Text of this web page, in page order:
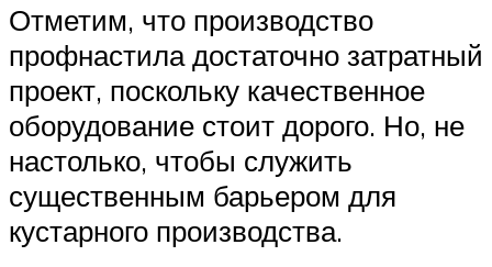
Отметим, что производство
профнастила достаточно затратный
проект, поскольку качественное
оборудование стоит дорого. Но, не
настолько, чтобы служить
существенным барьером для
кустарного производства.